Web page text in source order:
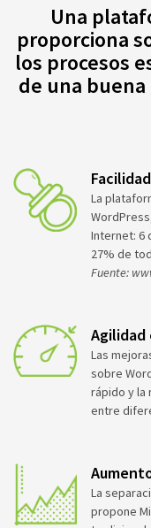
Una
proporciona
los procesos
de una
La
Internet: 6
27% de
Fuente:
Agilidad
Las
sobre
rápido y la
entre
La
propone